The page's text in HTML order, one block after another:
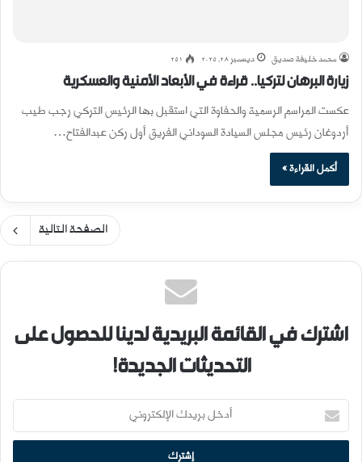
محمد خليفة صديق ديسمبر 28, 2025 251
زيارة البرهان لتركيا.. قراءة في الأبعاد الأمنية والعسكرية
عكست المراسم الرسمية والحفاوة التي استقبل بها الرئيس التركي رجب طيب
أردوغان رئيس مجلس السيادة السوداني الفريق أول ركن عبدالفتاح…
أكمل القراءة »
الصفحة التالية
اشترك في القائمة البريدية لدينا للحصول على
التحديثات الجديدة!
أ
د
خ